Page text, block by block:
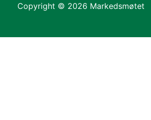
Copyright © 2026 Markedsmøtet